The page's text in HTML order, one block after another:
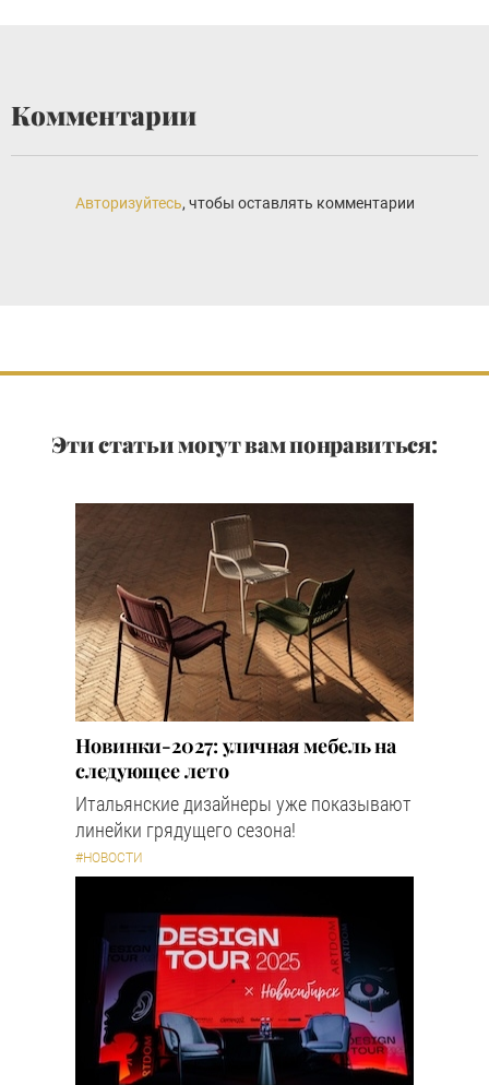
Комментарии
Авторизуйтесь, чтобы оставлять комментарии
Эти статьи могут вам понравиться:
Новинки-2027: уличная мебель на
следующее лето
Итальянские дизайнеры уже показывают
линейки грядущего сезона!
#НОВОСТИ